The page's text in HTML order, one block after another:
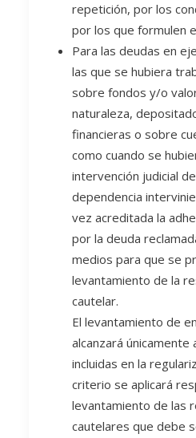
repetición, por los
por los que formulen
Para las deudas en
las que se hubiera
sobre fondos y/o
naturaleza,
financieras o sobre
como cuando se
intervención judicial
dependencia
vez acreditada la
por la deuda
medios para que se
levantamiento de la
cautelar.
El levantamiento de
alcanzará únicamente
incluidas en la
criterio se aplicará
levantamiento de las
cautelares que debe